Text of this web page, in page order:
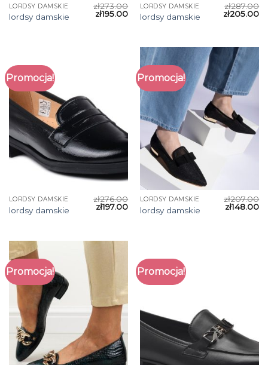
LORDSY DAMSKIE
lordsy damskie
zł273.00
zł195.00
LORDSY DAMSKIE
lordsy damskie
zł287.00
zł205.00
Promocja!
LORDSY DAMSKIE
lordsy damskie
zł276.00
zł197.00
Promocja!
LORDSY DAMSKIE
lordsy damskie
zł207.00
zł148.00
Promocja! Promocja!